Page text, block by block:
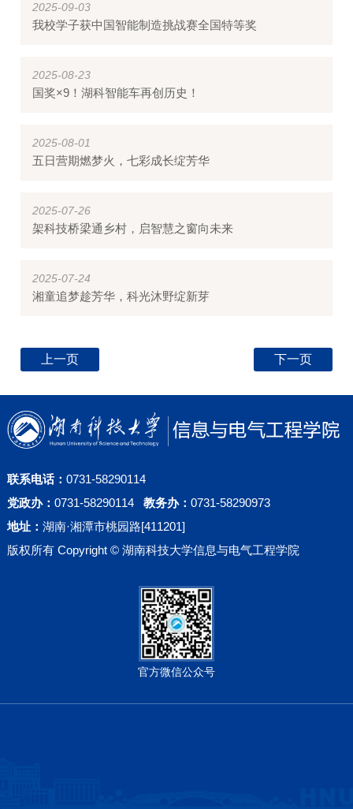
2025-09-03
我校学子获中国智能制造挑战赛全国特等奖
2025-08-23
国奖×9！湖科智能车再创历史！
2025-08-01
五日营期燃梦火，七彩成长绽芳华
2025-07-26
架科技桥梁通乡村，启智慧之窗向未来
2025-07-24
湘童追梦趁芳华，科光沐野绽新芽
上一页 下一页
联系电话： 0731-58290114
党政办： 0731-58290114 教务办： 0731-58290973
地址： 湖南·湘潭市桃园路[411201]
版权所有 Copyright © 湖南科技大学信息与电气工程学院
官方微信公众号